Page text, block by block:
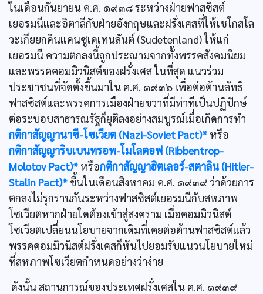
ในเดือนกันยายน ค.ศ. ๑๙๓๘ ระหว่างฝ่ายฟาสซิสต์
เยอรมนีและอิตาลีกับฝ่ายอังกฤษและฝรั่งเศสที่ให้เชโกสโล
วะเกียยกดินแดนซูเดเทนลันต์ (Sudetenland) ให้แก่
เยอรมนี ความตกลงนี้ถูกประณามจากทั้งพรรคสังคมนิยม
และพรรคคอมมิวนิสต์ของฝรั่งเศส ในที่สุด แนวร่วม
ประชาชนที่จัดตั้งขึ้นมาใน ค.ศ. ๑๙๓๖ เพื่อต่อต้านลัทธิ
ฟาสซิสต์และพรรคการเมืองฝ่ายขวาที่มีท่าทีเป็นปฏิปักษ์
ต่อระบอบสาธารณรัฐก็ยุติลงอย่างสมบูรณ์เมื่อเกิดการทำ
กติกาสัญญานาซี-โซเวียต (Nazi-Soviet Pact)* หรือ
กติกาสัญญาริบเบนทรอพ-โมโลตอฟ (Ribbentrop-
Molotov Pact)* หรือกติกาสัญญาฮิตเลอร์-สตาลิน (Hitler-
Stalin Pact)* ขึ้นในเดือนสิงหาคม ค.ศ. ๑๙๓๙ ว่าด้วยการ
ตกลงไม่รุกรานกันระหว่างฟาสซิสต์เยอรมนีกับสหภาพ
โซเวียตหากฝ่ายใดต้องเข้าสู่สงคราม เมื่อคอมมิวนิสต์
โซเวียตเปลี่ยนนโยบายจากเดิมที่เคยต่อต้านฟาสซิสต์แล้ว
พรรคคอมมิวนิสต์ฝรั่งเศสก็หันไปยอมรับแนวนโยบายใหม่
ที่สหภาพโซเวียตกำหนดอย่างว่าง่าย
ดังนั้น สถานการณ์ของประเทศฝรั่งเศสใน ค.ศ. ๑๙๓๙